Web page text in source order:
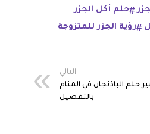
حلم أكل الجزر
رؤية الجزر للمتزوجة
التالي
حلم الباذنجان في المنام
بالتفصيل